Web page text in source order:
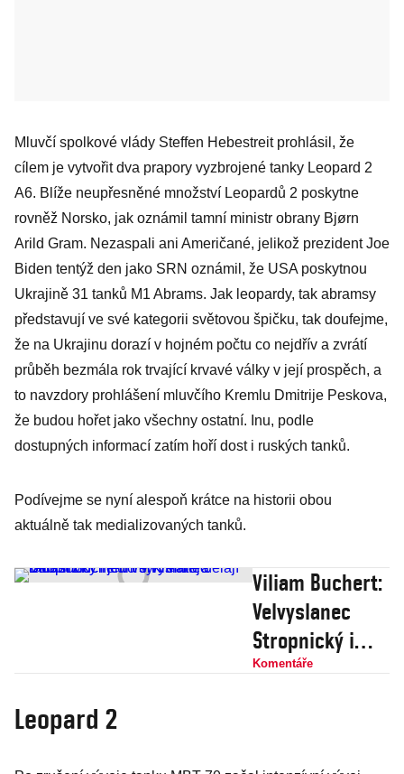
Mluvčí spolkové vlády Steffen Hebestreit prohlásil, že
cílem je vytvořit dva prapory vyzbrojené tanky Leopard 2
A6. Blíže neupřesněné množství Leopardů 2 poskytne
rovněž Norsko, jak oznámil tamní ministr obrany Bjørn
Arild Gram. Nezaspali ani Američané, jelikož prezident Joe
Biden tentýž den jako SRN oznámil, že USA poskytnou
Ukrajině 31 tanků M1 Abrams. Jak leopardy, tak abramsy
představují ve své kategorii světovou špičku, tak doufejme,
že na Ukrajinu dorazí v hojném počtu co nejdřív a zvrátí
průběh bezmála rok trvající krvavé války v její prospěch, a
to navzdory prohlášení mluvčího Kremlu Dmitrije Peskova,
že budou hořet jako všechny ostatní. Inu, podle
dostupných informací zatím hoří dost i ruských tanků.
Podívejme se nyní alespoň krátce na historii obou
aktuálně tak medializovaných tanků.
Viliam Buchert:
Velvyslanec
Stropnický i
jeho syn Matěj
Komentáře
Leopard 2